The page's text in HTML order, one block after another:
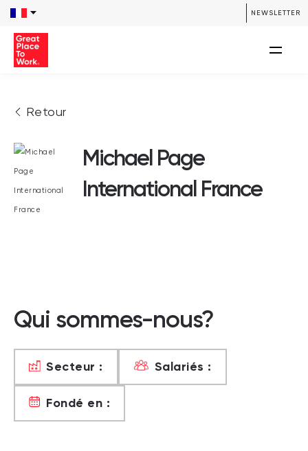
NEWSLETTER
Retour
Michael Page
International France
Qui sommes-nous?
Secteur : Salariés :
Fondé en :